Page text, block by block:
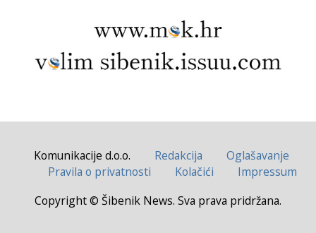
Komunikacije d.o.o. Redakcija
Oglašavanje
Pravila o privatnosti
Kolačići
Impressum
Copyright © Šibenik News. Sva prava pridržana.